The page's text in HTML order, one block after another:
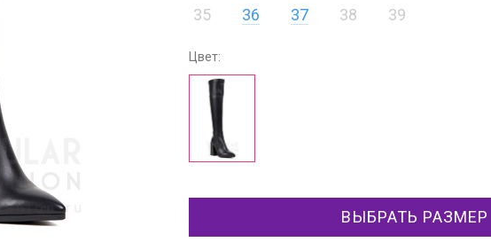
35 36 37 38 39
Цвет:
ВЫБРАТЬ РАЗМЕР